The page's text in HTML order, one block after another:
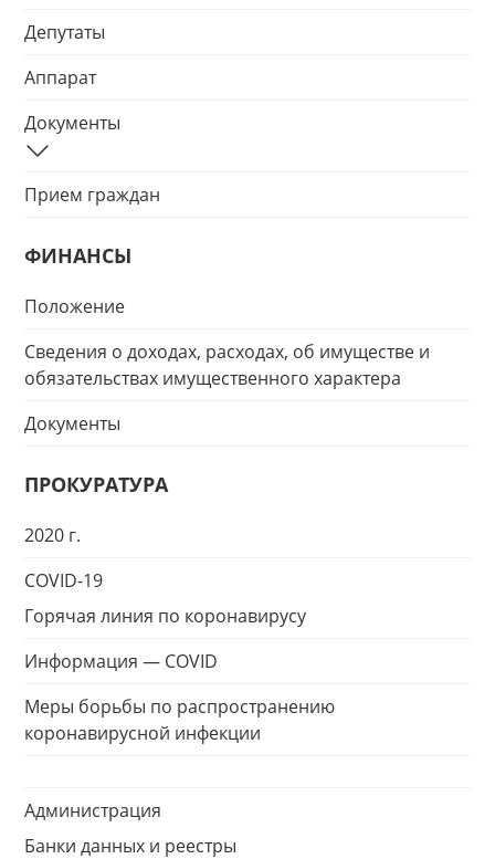
Депутаты
Аппарат
Документы
Прием граждан
ФИНАНСЫ
Положение
Сведения о доходах, расходах, об имуществе и
обязательствах имущественного характера
Документы
ПРОКУРАТУРА
2020 г.
COVID-19
Горячая линия по коронавирусу
Информация — COVID
Меры борьбы по распространению
коронавирусной инфекции
Администрация
Банки данных и реестры